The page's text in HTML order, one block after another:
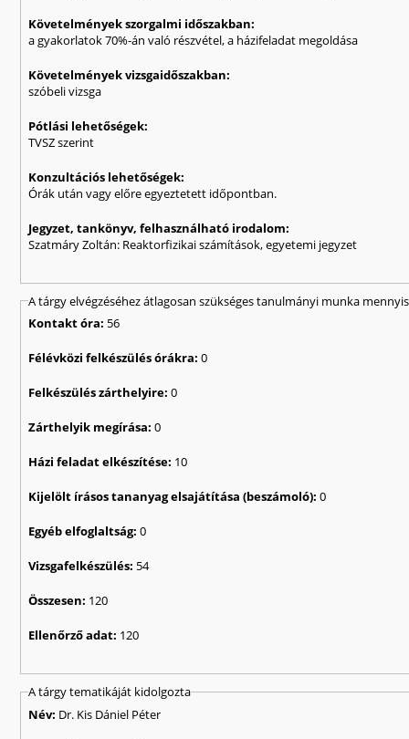
Követelmények szorgalmi időszakban:
a gyakorlatok 70%-án való részvétel, a házifeladat megoldása
Követelmények vizsgaidőszakban:
szóbeli vizsga
Pótlási lehetőségek:
TVSZ szerint
Konzultációs lehetőségek:
Órák után vagy előre egyeztetett időpontban.
Jegyzet, tankönyv, felhasználható irodalom:
Szatmáry Zoltán: Reaktorfizikai számítások, egyetemi jegyzet
A tárgy elvégzéséhez átlagosan szükséges tanulmányi munka
Kontakt óra: 56
Félévközi felkészülés órákra:0
Felkészülés zárthelyire:0
Zárthelyik megírása:0
Házi feladat elkészítése: 10
Kijelölt írásos tananyag elsajátítása (beszámoló):0
Egyéb elfoglaltság:0
Vizsgafelkészülés: 54
Összesen: 120
Ellenőrző adat: 120
A tárgy tematikáját kidolgozta
Név: Dr. Kis Dániel Péter